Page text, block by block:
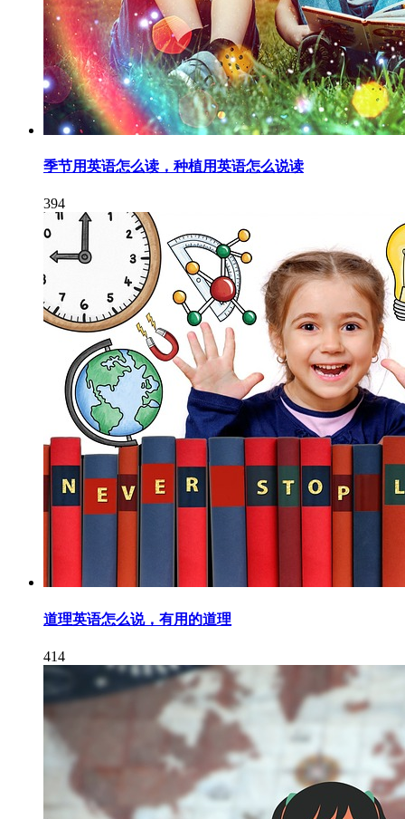
季节用英语怎么读，种植用英语怎么说读
394
道理英语怎么说，有用的道理
414